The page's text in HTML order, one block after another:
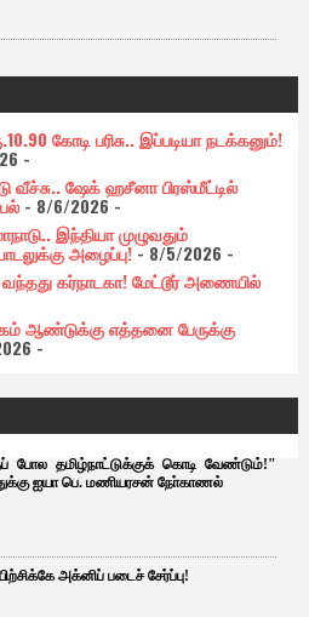
கோடி பரிசு.. இப்படியா நடக்கனும்!
-
ஷேக் ஹசீனா பிரஸ்மீட்டில்
- 8/6/2026-
இந்தியா முழுவதும்
அழைப்பு!- 8/5/2026 -
வந்தது கர்நாடகா! மேட்டூர் அணையில்
ஆண்டுக்கு எத்தனை பேருக்கு
-
போல தமிழ்நாட்டுக்குக் கொடி வேண்டும்!"
ஐயா பெ. மணியரசன் நோ்காணல்
அக்னிப் படைச் சேர்ப்பு!